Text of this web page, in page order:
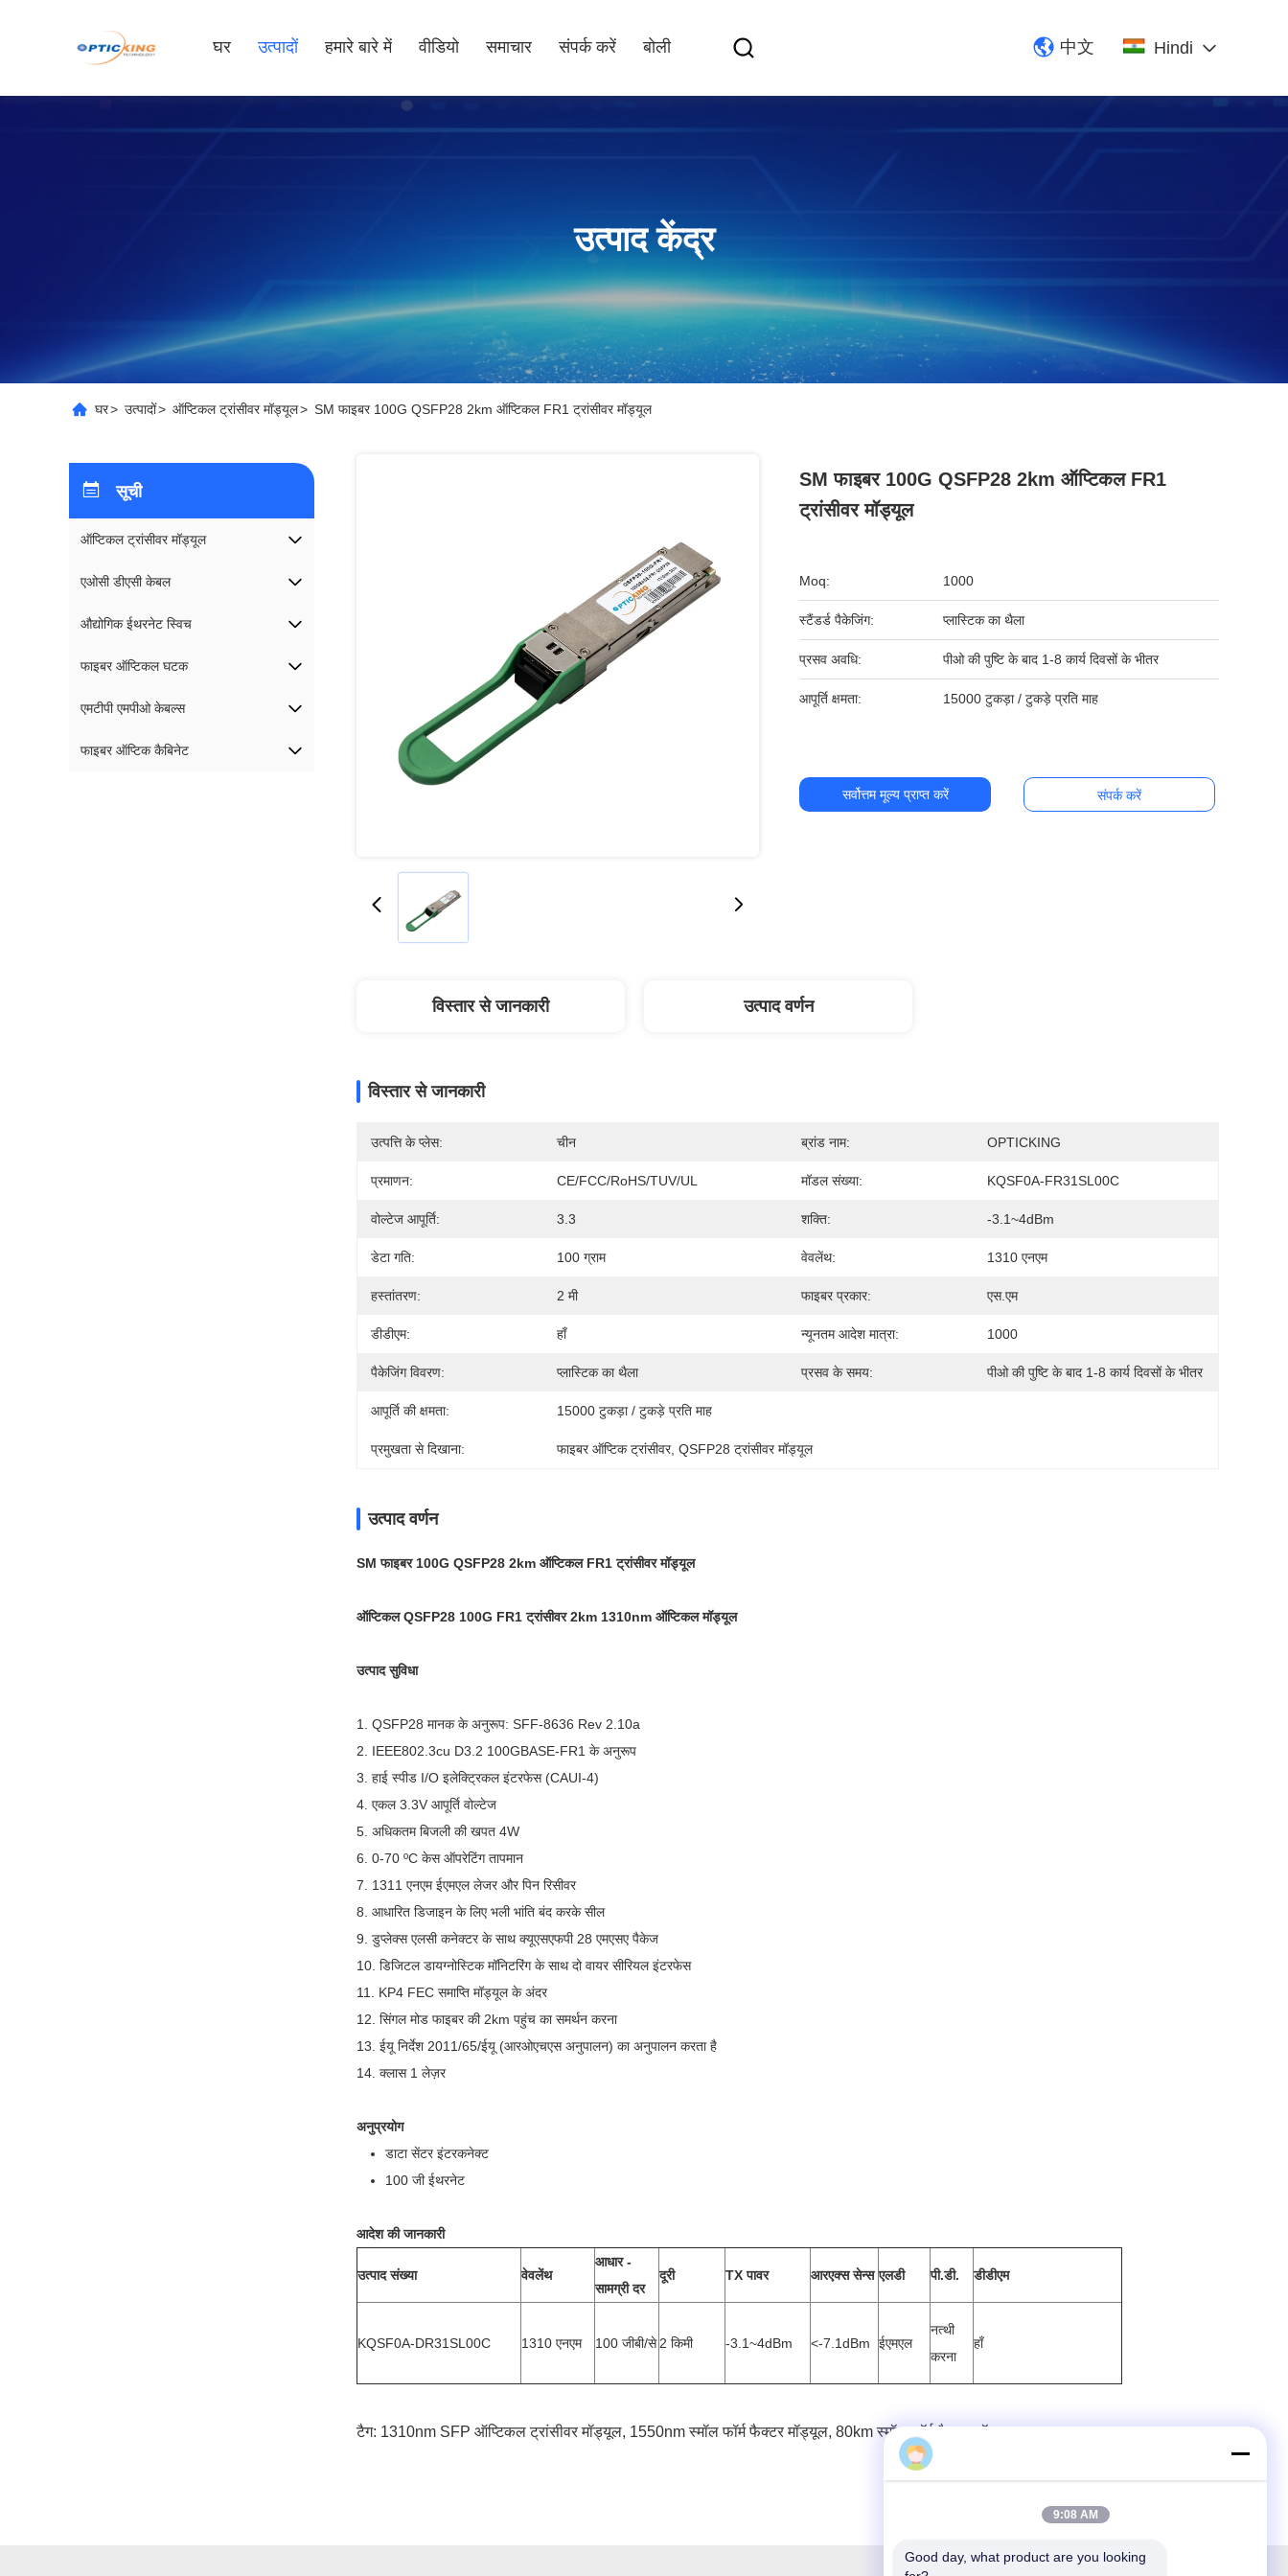
घर उत्पादों हमारे बारे में वीडियो समाचार संपर्क करें बोली 中文 Hindi
उत्पाद केंद्र
घर> उत्पादों> ऑप्टिकल ट्रांसीवर मॉड्यूल> SM फाइबर 100G QSFP28 2km ऑप्टिकल FR1 ट्रांसीवर मॉड्यूल
सूची
ऑप्टिकल ट्रांसीवर मॉड्यूल
एओसी डीएसी केबल
औद्योगिक ईथरनेट स्विच
फाइबर ऑप्टिकल घटक
एमटीपी एमपीओ केबल्स
फाइबर ऑप्टिक कैबिनेट
SM फाइबर 100G QSFP28 2km ऑप्टिकल FR1
ट्रांसीवर मॉड्यूल
Moq: 1000
स्टैंडर्ड पैकेजिंग: प्लास्टिक का थैला
प्रसव अवधि: पीओ की पुष्टि के बाद 1-8 कार्य दिवसों के भीतर
आपूर्ति क्षमता: 15000 टुकड़ा / टुकड़े प्रति माह
सर्वोत्तम मूल्य प्राप्त करें संपर्क करें
विस्तार से जानकारी उत्पाद वर्णन
विस्तार से जानकारी
उत्पत्ति के प्लेस: चीन ब्रांड नाम: OPTICKING
प्रमाणन: CE/FCC/RoHS/TUV/UL मॉडल संख्या: KQSF0A-FR31SL00C
वोल्टेज आपूर्ति: 3.3 शक्ति: -3.1~4dBm
डेटा गति: 100 ग्राम वेवलेंथ: 1310 एनएम
हस्तांतरण: 2 मी फाइबर प्रकार: एस.एम
डीडीएम: हाँ न्यूनतम आदेश मात्रा: 1000
पैकेजिंग विवरण: प्लास्टिक का थैला प्रसव के समय: पीओ की पुष्टि के बाद 1-8 कार्य दिवसों के भीतर
आपूर्ति की क्षमता: 15000 टुकड़ा / टुकड़े प्रति माह
प्रमुखता से दिखाना: फाइबर ऑप्टिक ट्रांसीवर, QSFP28 ट्रांसीवर मॉड्यूल
उत्पाद वर्णन
SM फाइबर 100G QSFP28 2km ऑप्टिकल FR1 ट्रांसीवर मॉड्यूल
ऑप्टिकल QSFP28 100G FR1 ट्रांसीवर 2km 1310nm ऑप्टिकल मॉड्यूल
उत्पाद सुविधा
1. QSFP28 मानक के अनुरूप: SFF-8636 Rev 2.10a
2. IEEE802.3cu D3.2 100GBASE-FR1 के अनुरूप
3. हाई स्पीड I/O इलेक्ट्रिकल इंटरफेस (CAUI-4)
4. एकल 3.3V आपूर्ति वोल्टेज
5. अधिकतम बिजली की खपत 4W
6. 0-70 ºC केस ऑपरेटिंग तापमान
7. 1311 एनएम ईएमएल लेजर और पिन रिसीवर
8. आधारित डिजाइन के लिए भली भांति बंद करके सील
9. डुप्लेक्स एलसी कनेक्टर के साथ क्यूएसएफपी 28 एमएसए पैकेज
10. डिजिटल डायग्नोस्टिक मॉनिटरिंग के साथ दो वायर सीरियल इंटरफेस
11. KP4 FEC समाप्ति मॉड्यूल के अंदर
12. सिंगल मोड फाइबर की 2km पहुंच का समर्थन करना
13. ईयू निर्देश 2011/65/ईयू (आरओएचएस अनुपालन) का अनुपालन करता है
14. क्लास 1 लेज़र
अनुप्रयोग
डाटा सेंटर इंटरकनेक्ट
100 जी ईथरनेट
आदेश की जानकारी
उत्पाद संख्या वेवलेंथ
आधार -
सामग्री दर
दूरी TX पावर आरएक्स सेन्स एलडी पी.डी. डीडीएम
KQSF0A-DR31SL00C 1310 एनएम 100 जीबी/से 2 किमी -3.1~4dBm <-7.1dBm ईएमएल
नत्थी
करना
हाँ
टैग: 1310nm SFP ऑप्टिकल ट्रांसीवर मॉड्यूल, 1550nm स्मॉल फॉर्म फैक्टर मॉड्यूल, 80km स्मॉल फॉर्म फैक्टर मॉड्यूल:
9:08 AM
Good day, what product are you looking